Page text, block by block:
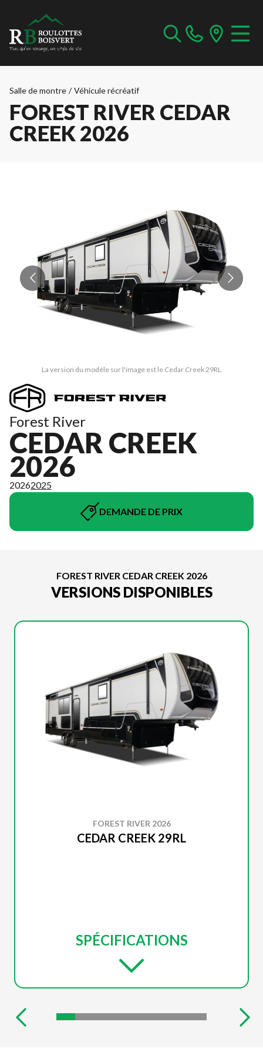
Salle de montre / Véhicule récréatif
FOREST RIVER CEDAR
CREEK 2026
La version du modèle sur l'image est le Cedar Creek 29RL
Forest River
CEDAR CREEK
2026
20262025
DEMANDE DE PRIX
FOREST RIVER CEDAR CREEK 2026
VERSIONS DISPONIBLES
FOREST RIVER 2026
CEDAR CREEK 29RL
SPÉCIFICATIONS